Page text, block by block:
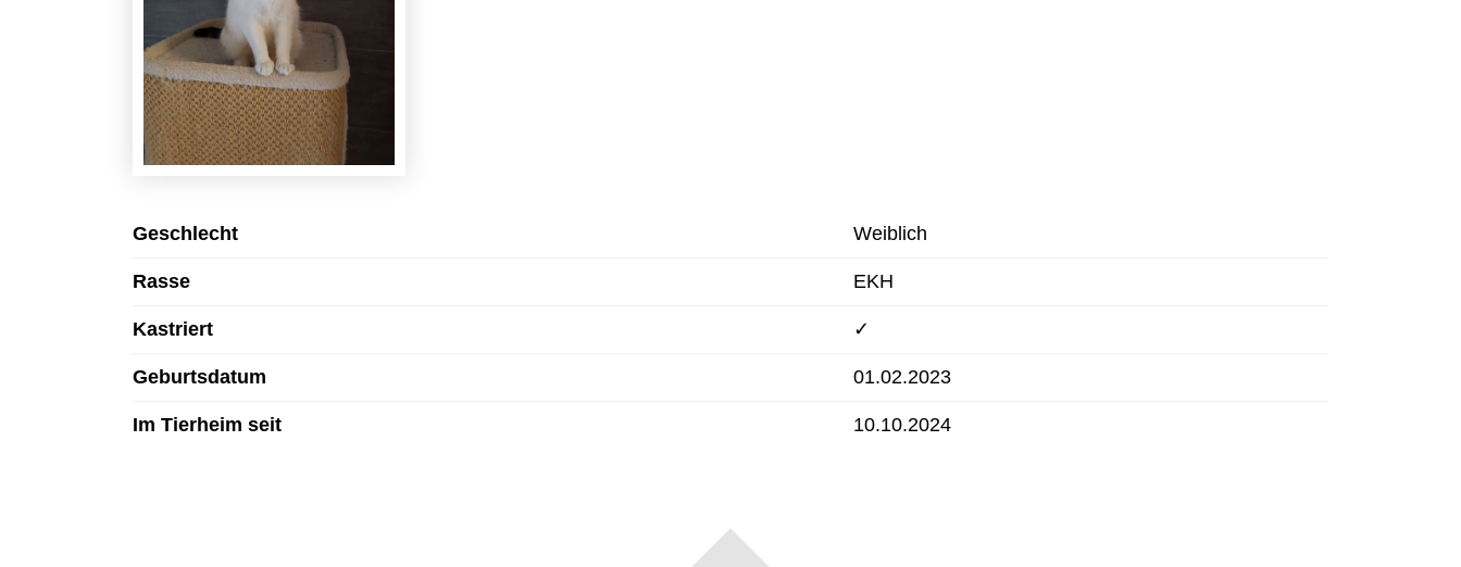
Geschlecht Weiblich
Rasse EKH
Kastriert ✓
Geburtsdatum 01.02.2023
Im Tierheim seit 10.10.2024